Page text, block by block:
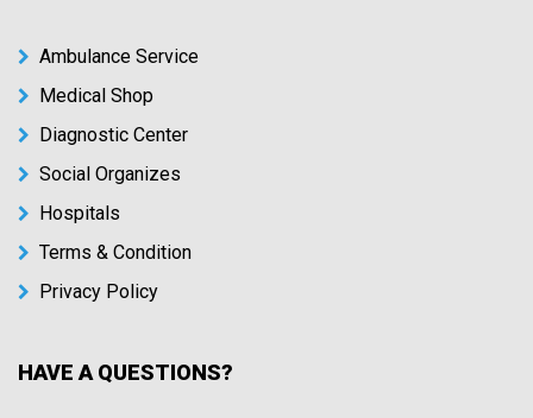
Ambulance Service
Medical Shop
Diagnostic Center
Social Organizes
Hospitals
Terms & Condition
Privacy Policy
HAVE A QUESTIONS?